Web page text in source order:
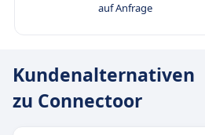
auf Anfrage
Kundenalternativen
zu Connectoor